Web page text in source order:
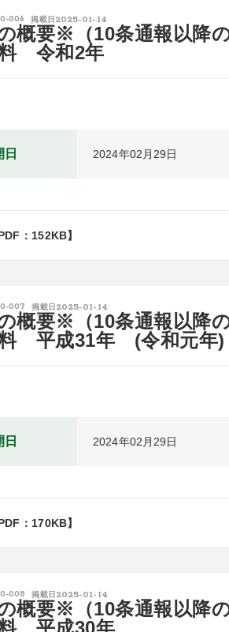
006 掲載日 2025-01-14
概要※（10条通報以降
令和2年
日 2024年02月29日
：152KB】
007 掲載日 2025-01-14
概要※（10条通報以降
料 平成31年 (令和元年)
日 2024年02月29日
：170KB】
008 掲載日 2025-01-14
概要※（10条通報以降
平成30年